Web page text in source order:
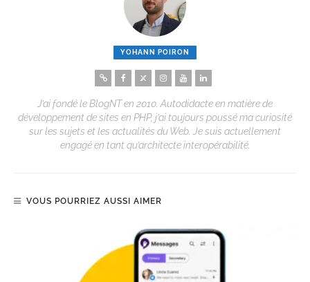
YOHANN POIRON
J’ai fondé le BlogNT en 2010. Autodidacte en matière de
développement de sites en PHP, j’ai toujours poussé ma curiosité
sur les sujets et les actualités du Web. Je suis actuellement
engagé en tant qu’architecte interopérabilité.
VOUS POURRIEZ AUSSI AIMER